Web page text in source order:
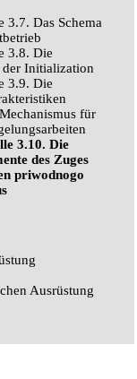
3.7. Das Schema
3.8. Die
Initialization
3.9. Die
für
3.10. Die
des Zuges
priwodnogo
Ausrüstung